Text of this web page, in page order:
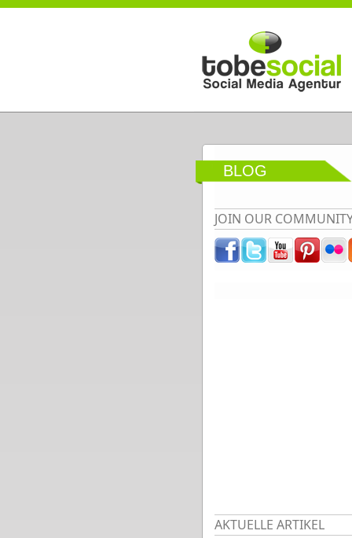
Direkt zum Inhalt
BLOG
JOIN OUR
AKTUELLE ARTIKEL